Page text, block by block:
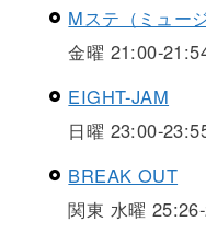
Mステ（ミュー
金曜 21:00-
EIGHT-JAM
日曜 23:00-
BREAK OUT
関東 水曜